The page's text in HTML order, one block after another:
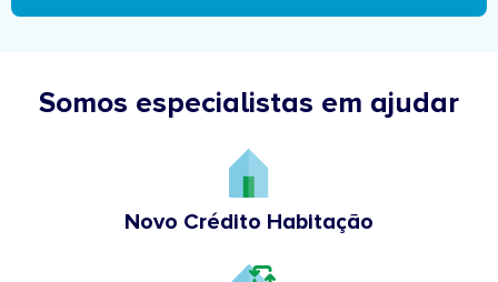
Somos especialistas em ajudar
Novo Crédito Habitação